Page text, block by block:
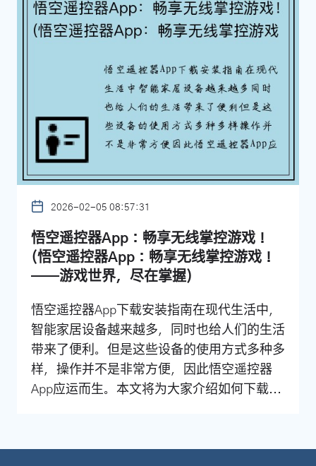
2026-02-05 08:57:31
悟空遥控器App：畅享无线掌控游戏！
(悟空遥控器App：畅享无线掌控游戏！
——游戏世界，尽在掌握)
悟空遥控器App下载安装指南在现代生活中，
智能家居设备越来越多，同时也给人们的生活
带来了便利。但是这些设备的使用方式多种多
样，操作并不是非常方便，因此悟空遥控器
App应运而生。本文将为大家介绍如何下载...